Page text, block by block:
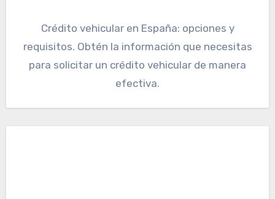
Crédito vehicular en España: opciones y
requisitos. Obtén la información que necesitas
para solicitar un crédito vehicular de manera
efectiva.